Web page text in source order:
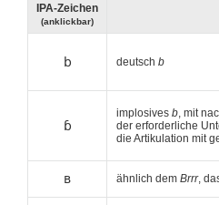
IPA-Zeichen
(anklickbar)
b deutsch b
ɓ
implosives b, mit
der erforderliche
die Artikulation mit
ʙ ähnlich dem Brrr,